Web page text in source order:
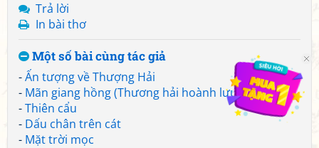
Trả lời
In bài thơ
Một số bài cùng tác giả
-Ấn tượng về Thượng Hải
- Mãn giang hồng (Thương hải hoành lưu)
-Thiên cẩu
- Dấu chân trên cát
- Mặt trời mọc